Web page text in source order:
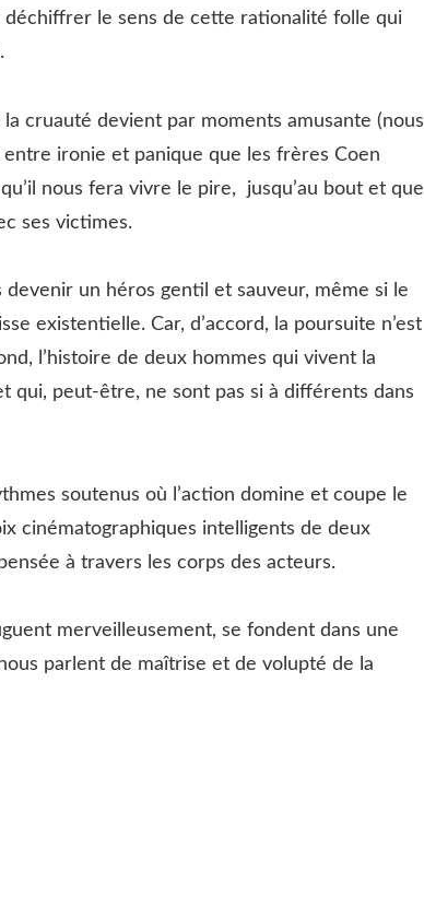
déchiffrer le sens de cette rationalité folle qui
cruauté devient par moments amusante (nous
ironie et panique que les frères Coen
nous fera vivre le pire, jusqu’au bout et que
ses victimes.
devenir un héros gentil et sauveur, même si le
existentielle. Car, d’accord, la poursuite n’est
l’histoire de deux hommes qui vivent la
qui, peut-être, ne sont pas si à différents dans
soutenus où l’action domine et coupe le
cinématographiques intelligents de deux
à travers les corps des acteurs.
merveilleusement, se fondent dans une
parlent de maîtrise et de volupté de la